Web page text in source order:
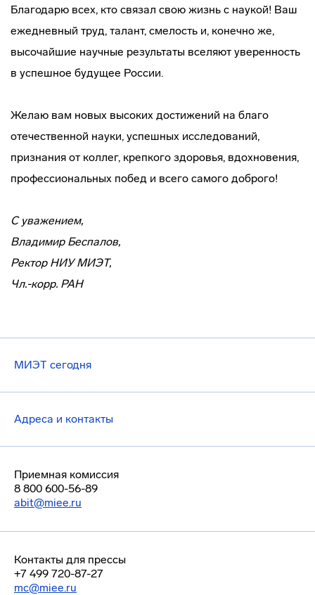
Благодарю всех, кто связал свою жизнь с наукой! Ваш
ежедневный труд, талант, смелость и, конечно же,
высочайшие научные результаты вселяют уверенность
в успешное будущее России.
Желаю вам новых высоких достижений на благо
отечественной науки, успешных исследований,
признания от коллег, крепкого здоровья, вдохновения,
профессиональных побед и всего самого доброго!
С уважением,
Владимир Беспалов,
Ректор НИУ МИЭТ,
Чл.-корр. РАН
МИЭТ сегодня
Адреса и контакты
Приемная комиссия
8 800 600-56-89
abit@miee.ru
Контакты для прессы
+7 499 720-87-27
mc@miee.ru